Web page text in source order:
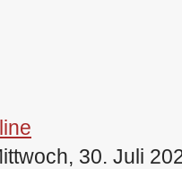
30. Juli